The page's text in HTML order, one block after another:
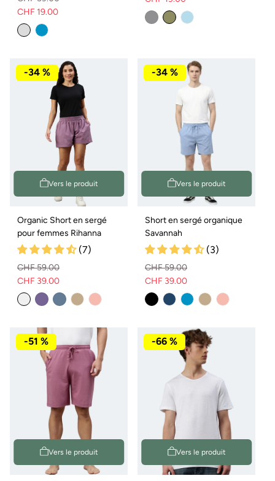
Prix
normal
Prix
de
CHF 19.00
Prix
normal
Prix
de Variante
épuisée
Vers le produit
-34 %
Organic Short en sergé
pour femmes Rihanna
(7)
Prix
normal
CHF 59.00
Prix
de
CHF 39.00
Variante
épuisée
disponible
Variante
épuisée
disponible
Vers le produit
-34 %
Short en sergé organique
Savannah
(3)
Prix
normal
CHF 59.00
Prix
de
CHF 39.00
Vers le produit
-51 %
Vers le produit
-66 %